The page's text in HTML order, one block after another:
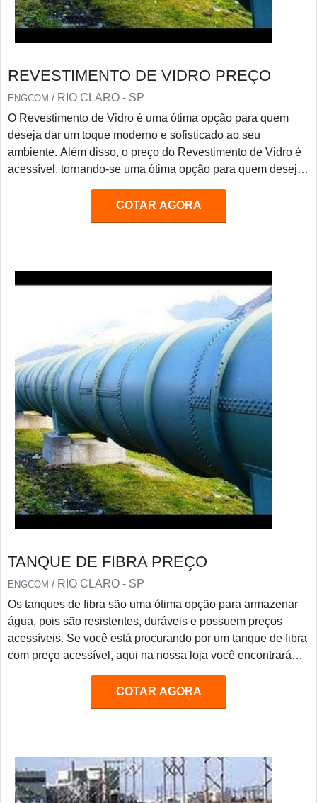
REVESTIMENTO DE VIDRO PREÇO
ENGCOM / RIO CLARO - SP
O Revestimento de Vidro é uma ótima opção para quem
deseja dar um toque moderno e sofisticado ao seu
ambiente. Além disso, o preço do Revestimento de Vidro é
acessível, tornando-se uma ótima opção para quem deseja
e oferece diversas opções de cores e texturas, para que
você possa escolher a que melhor se adapta ao seu
ambiente. Aproveite para conferir os preços do
ambiente.
COTAR AGORA
TANQUE DE FIBRA PREÇO
ENGCOM / RIO CLARO - SP
Os tanques de fibra são uma ótima opção para armazenar
água, pois são resistentes, duráveis e possuem preços
acessíveis. Se você está procurando por um tanque de fibra
com preço acessível, aqui na nossa loja você encontrará
Nossos tanques de fibra são fabricados com materiais de
alta qualidade, garantindo resistência e durabilidade. Além
disso, oferecemos preços competitivos para que você possa
Aproveite e compre já o seu tanque de fibra com preço
acessível aqui na nossa loja.
COTAR AGORA